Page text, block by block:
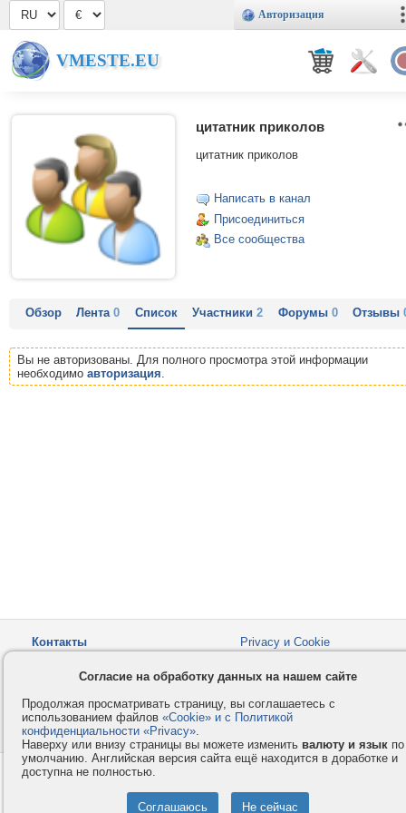
Авторизация
VMESTE.EU
цитатник приколов
цитатник приколов
Написать в канал
Присоединиться
Все сообщества
Обзор Лента0 Список Участники2 Форумы 0 Отзывы
Вы не авторизованы. Для полного просмотра этой информации
необходимо авторизация.
Контакты
Privacy и Cookie
Как оплатить
Форумы
© 2008-2026VMESTE.EU
Согласие на обработку данных на нашем сайте
Продолжая просматривать страницу, вы соглашаетесь с
использованием файлов «Cookie» и с Политикой
конфиденциальности «Privacy».
Наверху или внизу страницы вы можете изменить валюту и язык по
умолчанию. Английская версия сайта ещё находится в доработке и
доступна не полностью.